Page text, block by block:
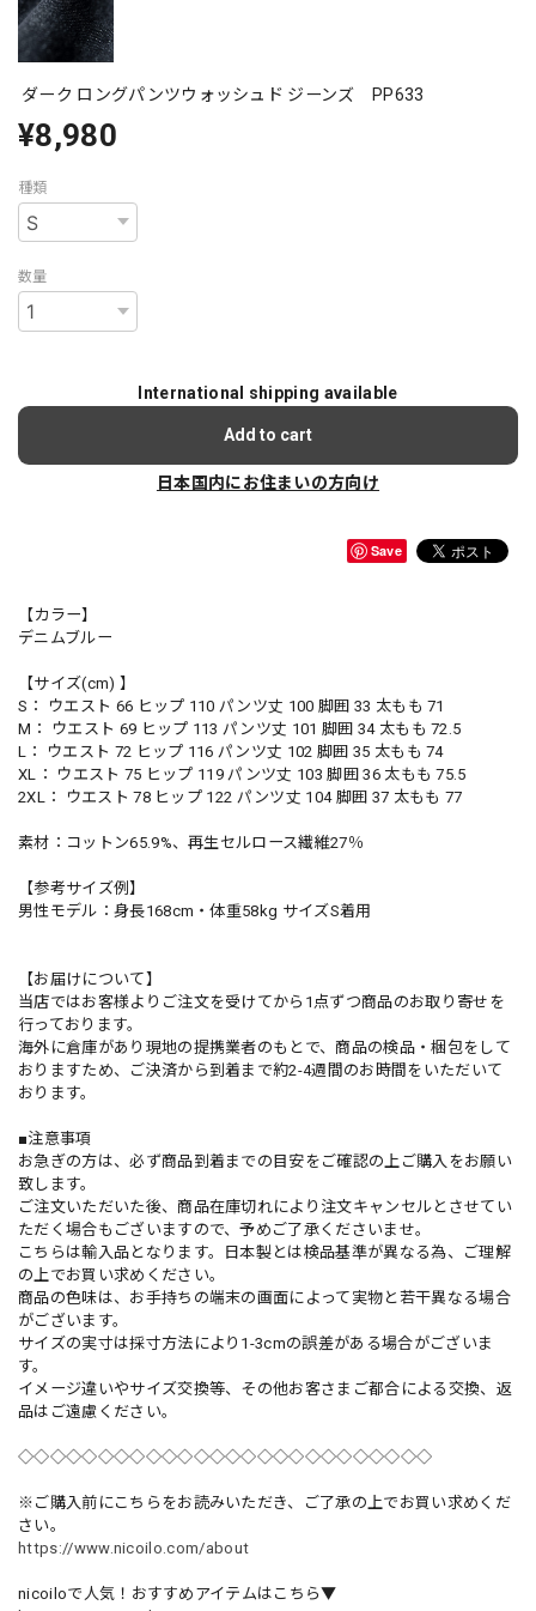
ダーク ロングパンツウォッシュド ジーンズ PP633
¥8,980
種類
数量
International shipping available
Add to cart
日本国内にお住まいの方向け
Save
【カラー】
デニムブルー
【サイズ(cm) 】
S： ウエスト 66 ヒップ 110 パンツ丈 100 脚囲 33 太もも 71
M： ウエスト 69 ヒップ 113 パンツ丈 101 脚囲 34 太もも 72.5
L： ウエスト 72 ヒップ 116 パンツ丈 102 脚囲 35 太もも 74
XL： ウエスト 75 ヒップ 119 パンツ丈 103 脚囲 36 太もも 75.5
2XL： ウエスト 78 ヒップ 122 パンツ丈 104 脚囲 37 太もも 77
素材：コットン65.9%、再生セルロース繊維27％
【参考サイズ例】
男性モデル：身長168cm・体重58kg サイズS着用
【お届けについて】
当店ではお客様よりご注文を受けてから1点ずつ商品のお取り寄せを
行っております。
海外に倉庫があり現地の提携業者のもとで、商品の検品・梱包をして
おりますため、ご決済から到着まで約2-4週間のお時間をいただいて
おります。
■注意事項
お急ぎの方は、必ず商品到着までの目安をご確認の上ご購入をお願い
致します。
ご注文いただいた後、商品在庫切れにより注文キャンセルとさせてい
ただく場合もございますので、予めご了承くださいませ。
こちらは輸入品となります。日本製とは検品基準が異なる為、ご理解
の上でお買い求めください。
商品の色味は、お手持ちの端末の画面によって実物と若干異なる場合
がございます。
サイズの実寸は採寸方法により1-3cmの誤差がある場合がございま
す。
イメージ違いやサイズ交換等、その他お客さまご都合による交換、返
品はご遠慮ください。
◇◇◇◇◇◇◇◇◇◇◇◇◇◇◇◇◇◇◇◇◇◇◇◇◇◇
※ご購入前にこちらをお読みいただき、ご了承の上でお買い求めくだ
さい。
https://www.nicoilo.com/about
nicoiloで人気！おすすめアイテムはこちら▼